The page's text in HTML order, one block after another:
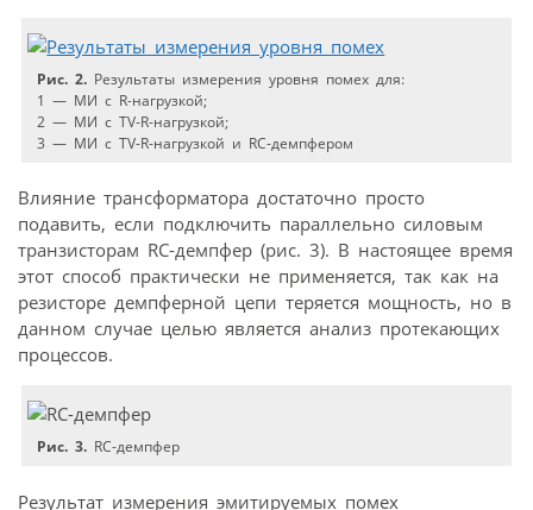
Рис. 2. Результаты измерения уровня помех для:
1 — МИ с R-нагрузкой;
2 — МИ с TV-R-нагрузкой;
3 — МИ с TV-R-нагрузкой и RC-демпфером
Влияние трансформатора достаточно просто
подавить, если подключить параллельно силовым
транзисторам RC-демпфер (рис. 3). В настоящее время
этот способ практически не применяется, так как на
резисторе демпферной цепи теряется мощность, но в
данном случае целью является анализ протекающих
процессов.
Рис. 3. RC-демпфер
Результат измерения эмитируемых помех